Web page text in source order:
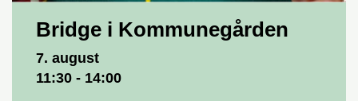
Bridge i Kommunegården
7. august
11:30 - 14:00